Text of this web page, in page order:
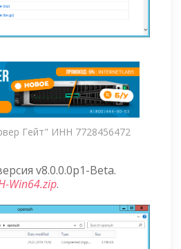
Гейт" ИНН 7728456472
v8.0.0.0p1-Beta.
Win64.zip.